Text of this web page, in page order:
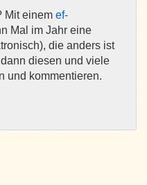
Mit einem ef-
Mal im Jahr eine
die anders ist
diesen und viele
und kommentieren.